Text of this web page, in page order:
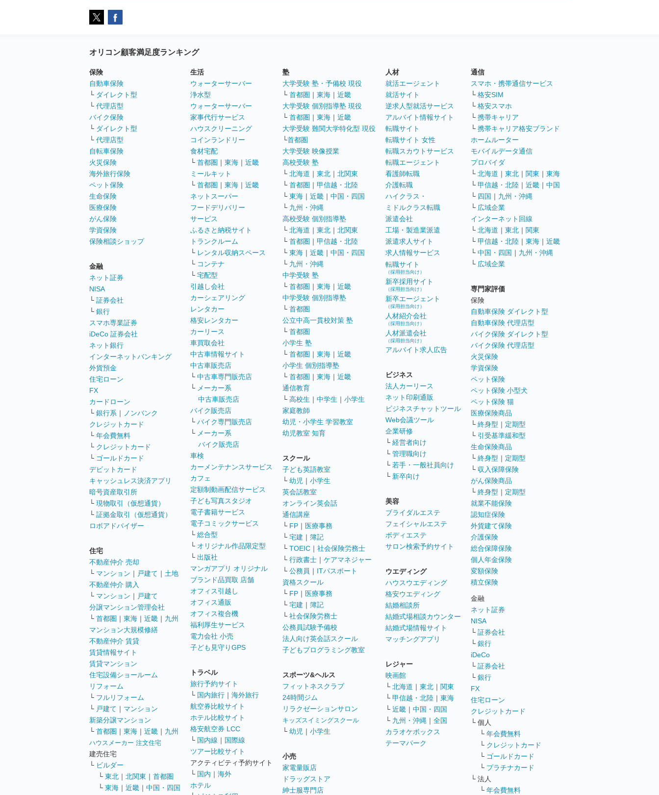
オリコン顧客満足度ランキング
保険
自動車保険
└ ダイレクト型
└ 代理店型
バイク保険
└ ダイレクト型
└ 代理店型
自転車保険
火災保険
海外旅行保険
ペット保険
生命保険
医療保険
がん保険
学資保険
保険相談ショップ
金融
ネット証券
NISA
└ 証券会社
└ 銀行
スマホ専業証券
iDeCo 証券会社
ネット銀行
インターネットバンキング
外貨預金
住宅ローン
FX
カードローン
└ 銀行系 ｜
ノンバンク
クレジットカード
└ 年会費無料
└ クレジットカード
└ ゴールドカード
デビットカード
キャッシュレス決済アプリ
暗号資産取引所
└ 現物取引（仮想通貨）
└ 証拠金取引（仮想通貨）
ロボアドバイザー
住宅
不動産仲介 売却
└ マンション ｜ 戸建て ｜ 土地
不動産仲介 購入
└ マンション ｜ 戸建て
分譲マンション管理会社
└ 首都圏 ｜ 東海 ｜ 近畿 ｜ 九州
マンション大規模修繕
不動産仲介 賃貸
賃貸情報サイト
賃貸マンション
住宅設備ショールーム
リフォーム
└ フルリフォーム
└ 戸建て ｜ マンション
新築分譲マンション
└ 首都圏 ｜ 東海 ｜ 近畿 ｜ 九州
ハウスメーカー 注文住宅
建売住宅
└ ビルダー
└ 東北 ｜ 北関東 ｜ 首都圏
└ 東海 ｜ 近畿 ｜ 中国・四国
生活
ウォーターサーバー
浄水型
ウォーターサーバー
家事代行サービス
ハウスクリーニング
コインランドリー
食材宅配
└ 首都圏 ｜ 東海 ｜ 近畿
ミールキット
└ 首都圏 ｜ 東海 ｜ 近畿
ネットスーパー
フードデリバリー
サービス
ふるさと納税サイト
トランクルーム
└ レンタル収納スペース
└ コンテナ
└ 宅配型
引越し会社
カーシェアリング
レンタカー
格安レンタカー
カーリース
車買取会社
中古車情報サイト
中古車販売店
└ 中古車専門販売店
└ メーカー系
中古車販売店
バイク販売店
└ バイク専門販売店
└ メーカー系
バイク販売店
車検
カーメンテナンスサービス
カフェ
定額制動画配信サービス
子ども写真スタジオ
電子書籍サービス
電子コミックサービス
└ 総合型
└ オリジナル作品限定型
└ 出版社
マンガアプリ オリジナル
ブランド品買取 店舗
オフィス引越し
オフィス通販
オフィス複合機
福利厚生サービス
電力会社 小売
子ども見守りGPS
トラベル
旅行予約サイト
└ 国内旅行 ｜ 海外旅行
航空券比較サイト
ホテル比較サイト
格安航空券 LCC
└ 国内線 ｜ 国際線
ツアー比較サイト
アクティビティ予約サイト
└ 国内 ｜ 海外
ホテル
塾
大学受験 塾・予備校 現役
└ 首都圏 ｜ 東海 ｜ 近畿
大学受験 個別指導塾 現役
└ 首都圏 ｜ 東海 ｜ 近畿
大学受験 難関大学特化型 現役
└首都圏
大学受験 映像授業
高校受験 塾
└ 北海道 ｜ 東北 ｜ 北関東
└ 首都圏 ｜ 甲信越・北陸
└ 東海 ｜ 近畿 ｜ 中国・四国
└ 九州・沖縄
高校受験 個別指導塾
└ 北海道 ｜ 東北 ｜ 北関東
└ 首都圏 ｜ 甲信越・北陸
└ 東海 ｜ 近畿 ｜ 中国・四国
└ 九州・沖縄
中学受験 塾
└ 首都圏 ｜ 東海 ｜ 近畿
中学受験 個別指導塾
└ 首都圏
公立中高一貫校対策 塾
└ 首都圏
小学生 塾
└ 首都圏 ｜ 東海 ｜ 近畿
小学生 個別指導塾
└ 首都圏 ｜ 東海 ｜ 近畿
通信教育
└ 高校生 ｜ 中学生 ｜ 小学生
家庭教師
幼児・小学生 学習教室
幼児教室 知育
スクール
子ども英語教室
└ 幼児 ｜ 小学生
英会話教室
オンライン英会話
通信講座
└ FP ｜ 医療事務
└ 宅建 ｜ 簿記
└ TOEIC ｜ 社会保険労務士
└ 行政書士 ｜ ケアマネジャー
└ 公務員 ｜ ITパスポート
資格スクール
└ FP ｜ 医療事務
└ 宅建 ｜ 簿記
└ 社会保険労務士
公務員試験予備校
法人向け英会話スクール
子どもプログラミング教室
スポーツ&ヘルス
フィットネスクラブ
24時間ジム
リラクゼーションサロン
キッズスイミングスクール
└ 幼児 ｜ 小学生
小売
家電量販店
ドラッグストア
紳士服専門店
人材
就活エージェント
就活サイト
逆求人型就活サービス
アルバイト情報サイト
転職サイト
転職サイト 女性
転職スカウトサービス
転職エージェント
看護師転職
介護転職
ハイクラス・
ミドルクラス転職
派遣会社
工場・製造業派遣
派遣求人サイト
求人情報サービス
転職サイト
（採用担当向け）
新卒採用サイト
（採用担当向け）
新卒エージェント
（採用担当向け）
人材紹介会社
（採用担当向け）
人材派遣会社
（採用担当向け）
アルバイト求人広告
ビジネス
法人カーリース
ネット印刷通販
ビジネスチャットツール
Web会議ツール
企業研修
└ 経営者向け
└ 管理職向け
└ 若手・一般社員向け
└ 新卒向け
美容
ブライダルエステ
フェイシャルエステ
ボディエステ
サロン検索予約サイト
ウエディング
ハウスウエディング
格安ウエディング
結婚相談所
結婚式場相談カウンター
結婚式場情報サイト
マッチングアプリ
レジャー
映画館
└ 北海道 ｜ 東北 ｜ 関東
└ 甲信越・北陸 ｜ 東海
└ 近畿 ｜ 中国・四国
└ 九州・沖縄 ｜ 全国
カラオケボックス
テーマパーク
通信
スマホ・携帯通信サービス
└ 格安SIM
└ 格安スマホ
└ 携帯キャリア
└ 携帯キャリア格安ブランド
ホームルーター
モバイルデータ通信
プロバイダ
└ 北海道 ｜ 東北 ｜ 関東 ｜ 東海
└ 甲信越・北陸 ｜ 近畿 ｜ 中国
└ 四国 ｜ 九州・沖縄
└ 広域企業
インターネット回線
└ 北海道 ｜ 東北 ｜ 関東
└ 甲信越・北陸 ｜ 東海 ｜ 近畿
└ 中国・四国 ｜ 九州・沖縄
└ 広域企業
専門家評価
保険
自動車保険 ダイレクト型
自動車保険 代理店型
バイク保険 ダイレクト型
バイク保険 代理店型
火災保険
学資保険
ペット保険
ペット保険 小型犬
ペット保険 猫
医療保険商品
└ 終身型 ｜ 定期型
└ 引受基準緩和型
生命保険商品
└ 終身型 ｜ 定期型
└ 収入保障保険
がん保険商品
└ 終身型 ｜ 定期型
就業不能保険
認知症保険
外貨建て保険
介護保険
総合保障保険
個人年金保険
変額保険
積立保険
金融
ネット証券
NISA
└ 証券会社
└ 銀行
iDeCo
└ 証券会社
└ 銀行
FX
住宅ローン
クレジットカード
└ 個人
└ 年会費無料
└ クレジットカード
└ ゴールドカード
└ プラチナカード
└ 法人
└ 年会費無料